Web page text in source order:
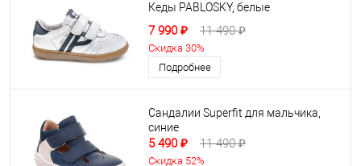
Кеды PABLOSKY, белые
7 990 ₽ 11 490 ₽
Скидка 30%
Подробнее
Сандалии Superfit для мальчика,
синие
5 490 ₽ 11 490 ₽
Скидка 52%